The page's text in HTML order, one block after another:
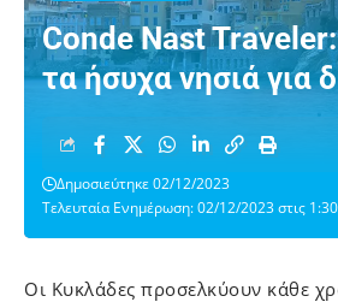
Conde Nast
τα ήσυχα νησιά για
Τελευταία Ενημέρωση: 02/12/2023 στις
Δημοσιεύτηκε 02/12/2023
Οι Κυκλάδες προσελκύουν κάθε